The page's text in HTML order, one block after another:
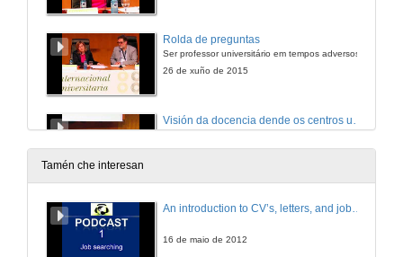
Rolda de preguntas
Ser professor universitário em tempos adversos
26 de xuño de 2015
Presentación
27 de xuño de 2015
Intervención de María Clara Cunha Calheiros
Tamén che interesan
An introduction to CV’s, letters, and job searching
16 de maio de 2012